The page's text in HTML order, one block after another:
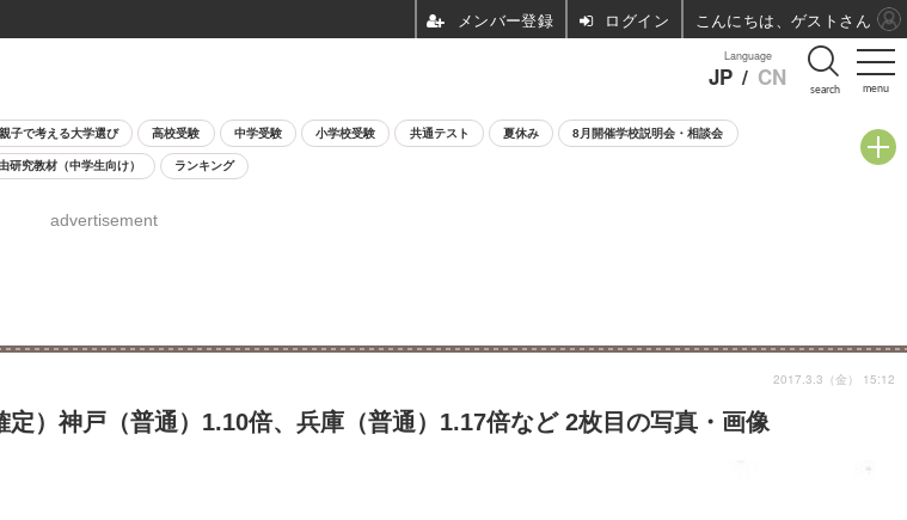
menu
Language
JP / CN search
親子で考える大学選び 高校受験 中学受験 小学校受験 共通テスト 夏休み 8月開催学校説明会・相談会
研究教材（中学生向け） ランキング
advertisement
）神戸（普通）1.10倍、兵庫（普通）1.17倍など 2枚目の写真・画像
2017.3.3（金） 15:12
ログイン こんにちは、ゲストさん